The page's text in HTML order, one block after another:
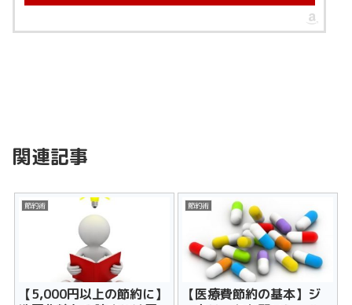
関連記事
節約術
【5,000円以上の節約に】
節約術
【医療費節約の基本】ジ